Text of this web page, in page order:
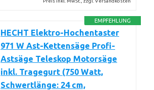
EMPFEHLUNG
HECHT Elektro-Hochentaster
971 W Ast-Kettensäge Profi-
Astsäge Teleskop Motorsäge
inkl. Tragegurt (750 Watt,
Schwertlänge: 24 cm,